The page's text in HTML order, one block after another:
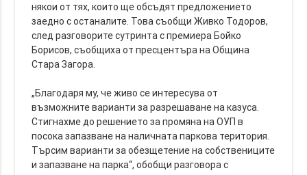
някои от тях, които ще обсъдят предложението
заедно с останалите. Това съобщи Живко Тодоров,
след разговорите сутринта с премиера Бойко
Борисов, съобщиха от пресцентъра на Община
Стара Загора.
„Благодаря му, че живо се интересува от
възможните варианти за разрешаване на казуса.
Стигнахме до решението за промяна на ОУП в
посока запазване на наличната паркова територия.
Търсим варианти за обезщетение на собствениците
и запазване на парка“, обобщи разговора с